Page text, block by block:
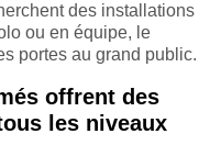
des installations
ou en équipe, le
portes au grand public.
offrent des
les niveaux